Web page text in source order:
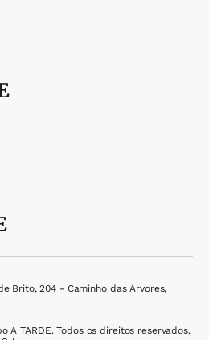
Brito, 204 - Caminho das Árvores,
A TARDE. Todos os direitos reservados.